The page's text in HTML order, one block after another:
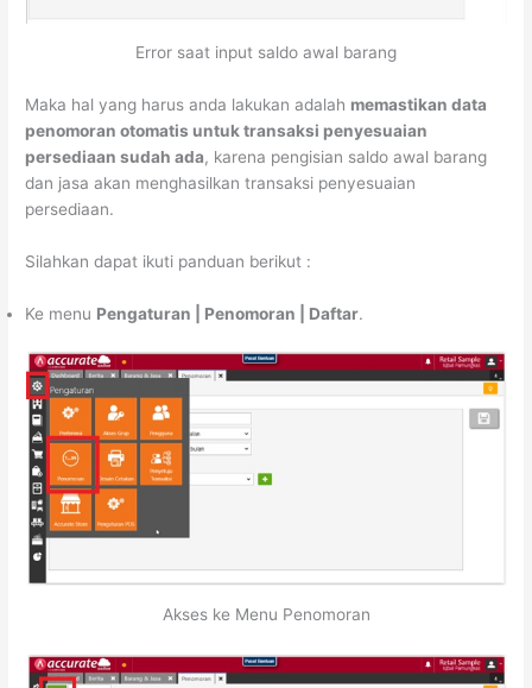
Error saat input saldo awal barang
Maka hal yang harus anda lakukan adalah memastikan data
penomoran otomatis untuk transaksi penyesuaian
persediaan sudah ada, karena pengisian saldo awal barang
dan jasa akan menghasilkan transaksi penyesuaian
persediaan.
Silahkan dapat ikuti panduan berikut :
Ke menu Pengaturan | Penomoran | Daftar.
Akses ke Menu Penomoran